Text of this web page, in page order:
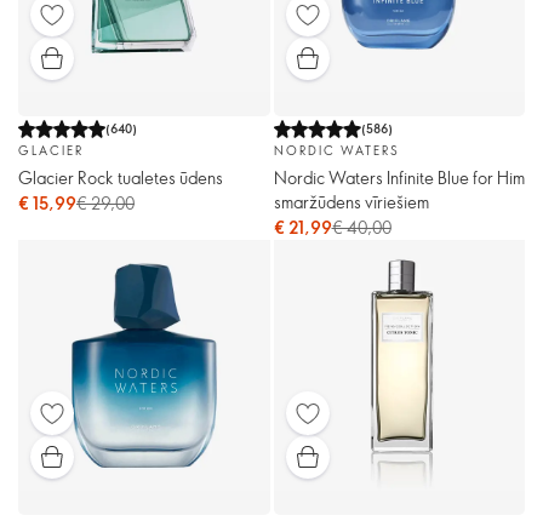
(640)
GLACIER
Glacier Rock tualetes ūdens
€ 15,99€ 29,00
(586)
NORDIC WATERS
Nordic Waters Infinite Blue for Him
smaržūdens vīriešiem
€ 21,99€ 40,00